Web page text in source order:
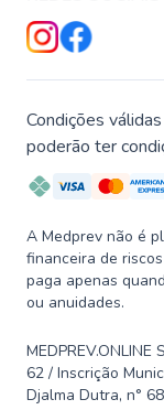
Condições
poderão ter
A Medprev não é
financeira de
paga apenas
ou anuidades.
MEDPREV.ONLINE
62 / Inscrição
Djalma Dutra, n°